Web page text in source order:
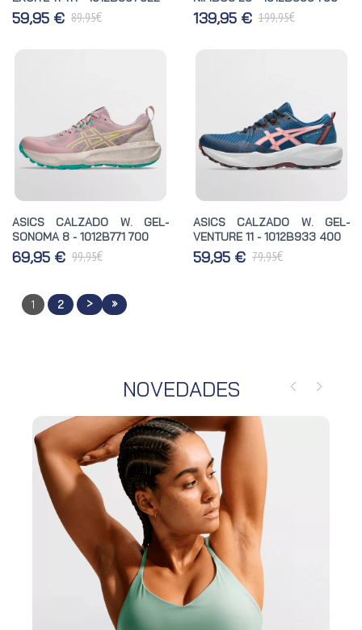
59,95 € 89,95€ 139,95 € 199,95€
ASICS CALZADO W. GEL-
SONOMA 8 - 1012B771 700
69,95 € 99,95€
ASICS CALZADO W. GEL-
VENTURE 11 - 1012B933 400
59,95 € 79,95€
1 2 > »
NOVEDADES